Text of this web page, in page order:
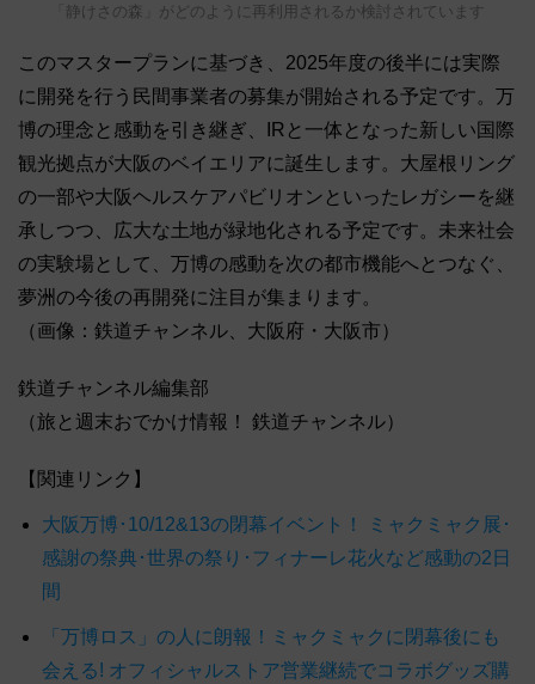
「静けさの森」がどのように再利用されるか検討されています
このマスタープランに基づき、2025年度の後半には実際
に開発を行う民間事業者の募集が開始される予定です。万
博の理念と感動を引き継ぎ、IRと一体となった新しい国際
観光拠点が大阪のベイエリアに誕生します。大屋根リング
の一部や大阪ヘルスケアパビリオンといったレガシーを継
承しつつ、広大な土地が緑地化される予定です。未来社会
の実験場として、万博の感動を次の都市機能へとつなぐ、
夢洲の今後の再開発に注目が集まります。
（画像：鉄道チャンネル、大阪府・大阪市）
鉄道チャンネル編集部
（旅と週末おでかけ情報！ 鉄道チャンネル）
【関連リンク】
大阪万博･10/12&13の閉幕イベント！ ミャクミャク展･
感謝の祭典･世界の祭り･フィナーレ花火など感動の2日
間
「万博ロス」の人に朗報！ミャクミャクに閉幕後にも
会える! オフィシャルストア営業継続でコラボグッズ購